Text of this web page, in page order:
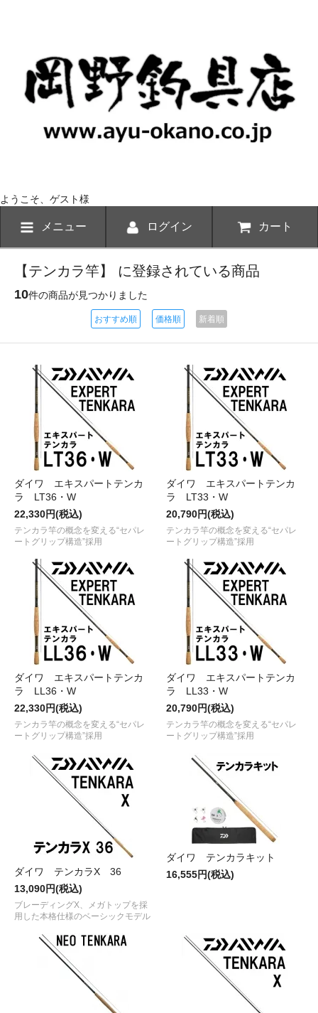
ようこそ、ゲスト様
メニュー ログイン カート
【テンカラ竿】 に登録されている商品
10件の商品が見つかりました
おすすめ順 価格順 新着順
ダイワ エキスパートテンカ
ラ LT36・W
22,330円(税込)
テンカラ竿の概念を変える“セパレ
ートグリップ構造”採用
ダイワ エキスパートテンカ
ラ LT33・W
20,790円(税込)
テンカラ竿の概念を変える“セパレ
ートグリップ構造”採用
ダイワ エキスパートテンカ
ラ LL36・W
22,330円(税込)
テンカラ竿の概念を変える“セパレ
ートグリップ構造”採用
ダイワ エキスパートテンカ
ラ LL33・W
20,790円(税込)
テンカラ竿の概念を変える“セパレ
ートグリップ構造”採用
ダイワ テンカラX 36
13,090円(税込)
ブレーディングX、メガトップを採
用した本格仕様のベーシックモデル
ダイワ テンカラキット
16,555円(税込)